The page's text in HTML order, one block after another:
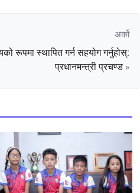
अर्को
रूपमा स्थापित गर्न सहयोग गर्नुहोस्:
प्रधानमन्त्री प्रचण्ड »